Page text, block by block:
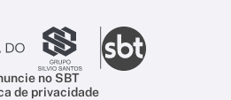
no SBT
de privacidade